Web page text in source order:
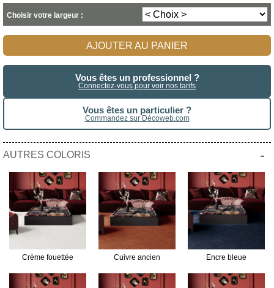
Choisir votre largeur :
AJOUTER AU PANIER
Vous êtes un professionnel ?
Connectez-vous pour voir nos tarifs
Vous êtes un particulier ?
Commandez sur Décoweb.com
AUTRES COLORIS -
Crème fouettée Cuivre ancien Encre bleue